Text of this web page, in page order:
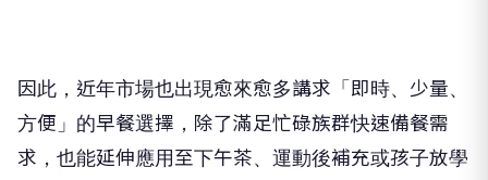
因此，近年市場也出現愈來愈多講求「即時、少量、
方便」的早餐選擇，除了滿足忙碌族群快速備餐需
求，也能延伸應用至下午茶、運動後補充或孩子放學